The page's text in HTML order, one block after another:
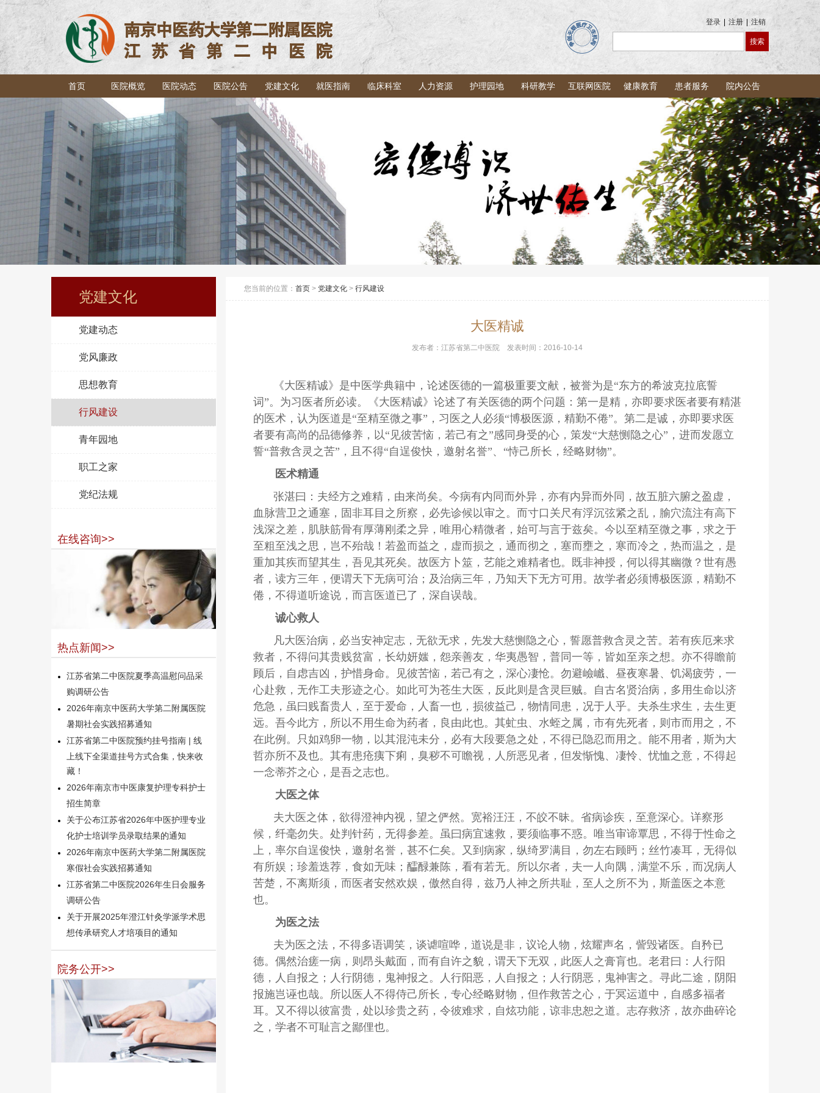
登录 注册 注销
首页 医院概览 医院动态 医院公告 党建文化 就医指南 临床科室 人力资源 护理园地 科研教学 互联网医院 健康教育 患者服务 院内公告
党建文化
党建动态
党风廉政
思想教育
行风建设
青年园地
职工之家
党纪法规
在线咨询>>
热点新闻>>
江苏省第二中医院夏季高温慰问品采
购调研公告
2026年南京中医药大学第二附属医院
暑期社会实践招募通知
江苏省第二中医院预约挂号指南 | 线
上线下全渠道挂号方式合集，快来收
藏！
2026年南京市中医康复护理专科护士
招生简章
关于公布江苏省2026年中医护理专业
化护士培训学员录取结果的通知
2026年南京中医药大学第二附属医院
寒假社会实践招募通知
江苏省第二中医院2026年生日会服务
调研公告
关于开展2025年澄江针灸学派学术思
想传承研究人才培项目的通知
院务公开>>
您当前的位置： 首页 > 党建文化 > 行风建设
大医精诚
发布者： 江苏省第二中医院 发表时间： 2016-10-14
《大医精诚》是中医学典籍中，论述医德的一篇极重要文献，被誉为是“东方的希波克拉底誓
词”。为习医者所必读。《大医精诚》论述了有关医德的两个问题：第一是精，亦即要求医者要有精湛
的医术，认为医道是“至精至微之事”，习医之人必须“博极医源，精勤不倦”。第二是诚，亦即要求医
者要有高尚的品德修养，以“见彼苦恼，若己有之”感同身受的心，策发“大慈恻隐之心”，进而发愿立
誓“普救含灵之苦”，且不得“自逞俊快，邀射名誉”、“恃己所长，经略财物”。
医术精通
张湛曰：夫经方之难精，由来尚矣。今病有内同而外异，亦有内异而外同，故五脏六腑之盈虚，
血脉营卫之通塞，固非耳目之所察，必先诊候以审之。而寸口关尺有浮沉弦紧之乱，腧穴流注有高下
浅深之差，肌肤筋骨有厚薄刚柔之异，唯用心精微者，始可与言于兹矣。今以至精至微之事，求之于
至粗至浅之思，岂不殆哉！若盈而益之，虚而损之，通而彻之，塞而壅之，寒而冷之，热而温之，是
重加其疾而望其生，吾见其死矣。故医方卜筮，艺能之难精者也。既非神授，何以得其幽微？世有愚
者，读方三年，便谓天下无病可治；及治病三年，乃知天下无方可用。故学者必须博极医源，精勤不
倦，不得道听途说，而言医道已了，深自误哉。
诚心救人
凡大医治病，必当安神定志，无欲无求，先发大慈恻隐之心，誓愿普救含灵之苦。若有疾厄来求
救者，不得问其贵贱贫富，长幼妍媸，怨亲善友，华夷愚智，普同一等，皆如至亲之想。亦不得瞻前
顾后，自虑吉凶，护惜身命。见彼苦恼，若己有之，深心凄怆。勿避嶮巇、昼夜寒暑、饥渴疲劳，一
心赴救，无作工夫形迹之心。如此可为苍生大医，反此则是含灵巨贼。自古名贤治病，多用生命以济
危急，虽曰贱畜贵人，至于爱命，人畜一也，损彼益己，物情同患，况于人乎。夫杀生求生，去生更
远。吾今此方，所以不用生命为药者，良由此也。其虻虫、水蛭之属，市有先死者，则市而用之，不
在此例。只如鸡卵一物，以其混沌未分，必有大段要急之处，不得已隐忍而用之。能不用者，斯为大
哲亦所不及也。其有患疮痍下痢，臭秽不可瞻视，人所恶见者，但发惭愧、凄怜、忧恤之意，不得起
一念蒂芥之心，是吾之志也。
大医之体
夫大医之体，欲得澄神内视，望之俨然。宽裕汪汪，不皎不昧。省病诊疾，至意深心。详察形
候，纤毫勿失。处判针药，无得参差。虽曰病宜速救，要须临事不惑。唯当审谛覃思，不得于性命之
上，率尔自逞俊快，邀射名誉，甚不仁矣。又到病家，纵绮罗满目，勿左右顾眄；丝竹凑耳，无得似
有所娱；珍羞迭荐，食如无味；醽醁兼陈，看有若无。所以尔者，夫一人向隅，满堂不乐，而况病人
苦楚，不离斯须，而医者安然欢娱，傲然自得，兹乃人神之所共耻，至人之所不为，斯盖医之本意
也。
为医之法
夫为医之法，不得多语调笑，谈谑喧哗，道说是非，议论人物，炫耀声名，訾毁诸医。自矜已
德。偶然治瘥一病，则昂头戴面，而有自许之貌，谓天下无双，此医人之膏肓也。老君曰：人行阳
德，人自报之；人行阴德，鬼神报之。人行阳恶，人自报之；人行阴恶，鬼神害之。寻此二途，阴阳
报施岂诬也哉。所以医人不得侍己所长，专心经略财物，但作救苦之心，于冥运道中，自感多福者
耳。又不得以彼富贵，处以珍贵之药，令彼难求，自炫功能，谅非忠恕之道。志存救济，故亦曲碎论
之，学者不可耻言之鄙俚也。